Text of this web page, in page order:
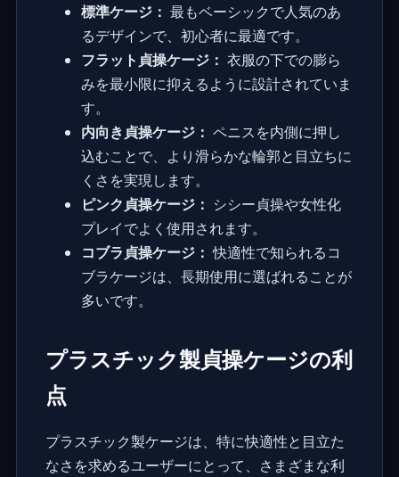
標準ケージ： 最もベーシックで人気のあ
るデザインで、初心者に最適です。
フラット貞操ケージ： 衣服の下での膨ら
みを最小限に抑えるように設計されていま
す。
内向き貞操ケージ： ペニスを内側に押し
込むことで、より滑らかな輪郭と目立ちに
くさを実現します。
ピンク貞操ケージ： シシー貞操や女性化
プレイでよく使用されます。
コブラ貞操ケージ： 快適性で知られるコ
ブラケージは、長期使用に選ばれることが
多いです。
プラスチック製貞操ケージの利
点
プラスチック製ケージは、特に快適性と目立た
なさを求めるユーザーにとって、さまざまな利